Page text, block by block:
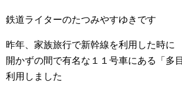
鉄道ライターのたつみやすゆきです
昨年、家族旅行で新幹線を利用した時に
開かずの間で有名な１１号車にある「多
利用しました